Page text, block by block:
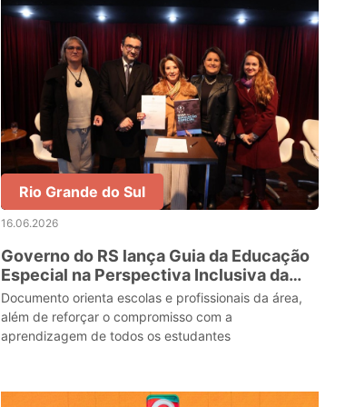
Rio Grande do Sul
16.06.2026
Governo do RS lança Guia da Educação
Especial na Perspectiva Inclusiva da
Rede Estadual de Ensino
Documento orienta escolas e profissionais da área,
além de reforçar o compromisso com a
aprendizagem de todos os estudantes